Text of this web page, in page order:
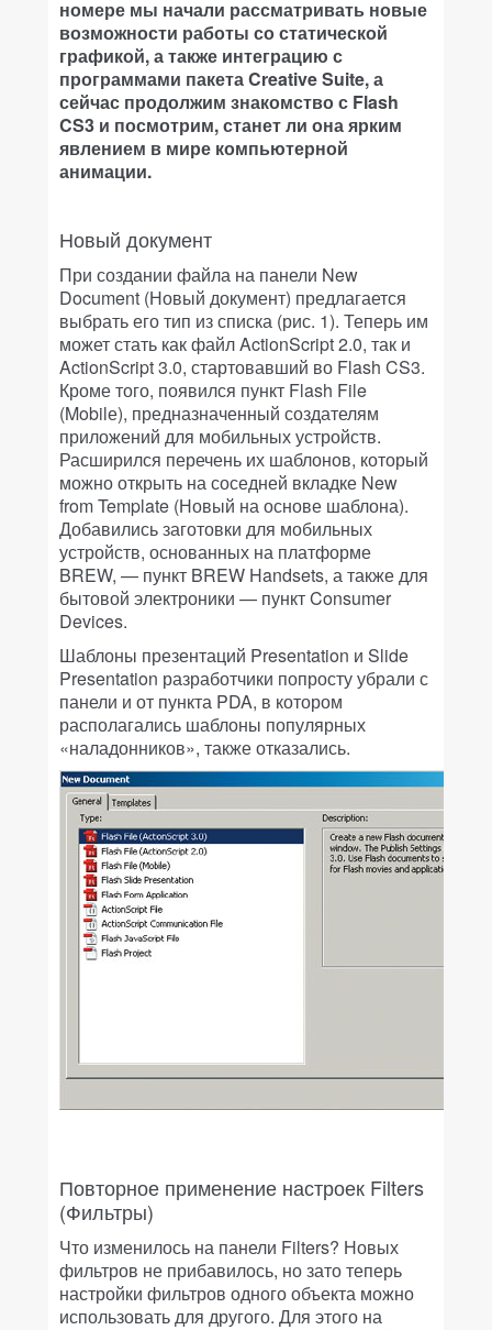
номере мы начали рассматривать новые
возможности работы со статической
графикой, а также интеграцию с
программами пакета Creative Suite, а
сейчас продолжим знакомство с Flash
CS3 и посмотрим, станет ли она ярким
явлением в мире компьютерной
анимации.
Новый документ
При создании файла на панели New
Document (Новый документ) предлагается
выбрать его тип из списка (рис. 1). Теперь им
может стать как файл ActionScript 2.0, так и
ActionScript 3.0, стартовавший во Flash CS3.
Кроме того, появился пункт Flash File
(Mobilе), предназначенный создателям
приложений для мобильных устройств.
Расширился перечень их шаблонов, который
можно открыть на соседней вкладке New
from Template (Новый на основе шаблона).
Добавились заготовки для мобильных
устройств, основанных на платформе
BREW, — пункт BREW Handsets, а также для
бытовой электроники — пункт Consumer
Devices.
Шаблоны презентаций Presentation и Slide
Presentation разработчики попросту убрали с
панели и от пункта PDA, в котором
располагались шаблоны популярных
«наладонников», также отказались.
Повторное применение настроек Filters
(Фильтры)
Что изменилось на панели Filters? Новых
фильтров не прибавилось, но зато теперь
настройки фильтров одного объекта можно
использовать для другого. Для этого на